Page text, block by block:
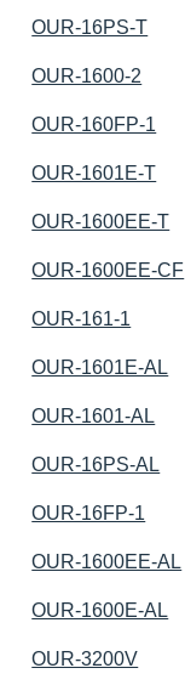
OUR-16PS-T
OUR-1600-2
OUR-160FP-1
OUR-1601E-T
OUR-1600EE-T
OUR-1600EE-CF
OUR-161-1
OUR-1601E-AL
OUR-1601-AL
OUR-16PS-AL
OUR-16FP-1
OUR-1600EE-AL
OUR-1600E-AL
OUR-3200V